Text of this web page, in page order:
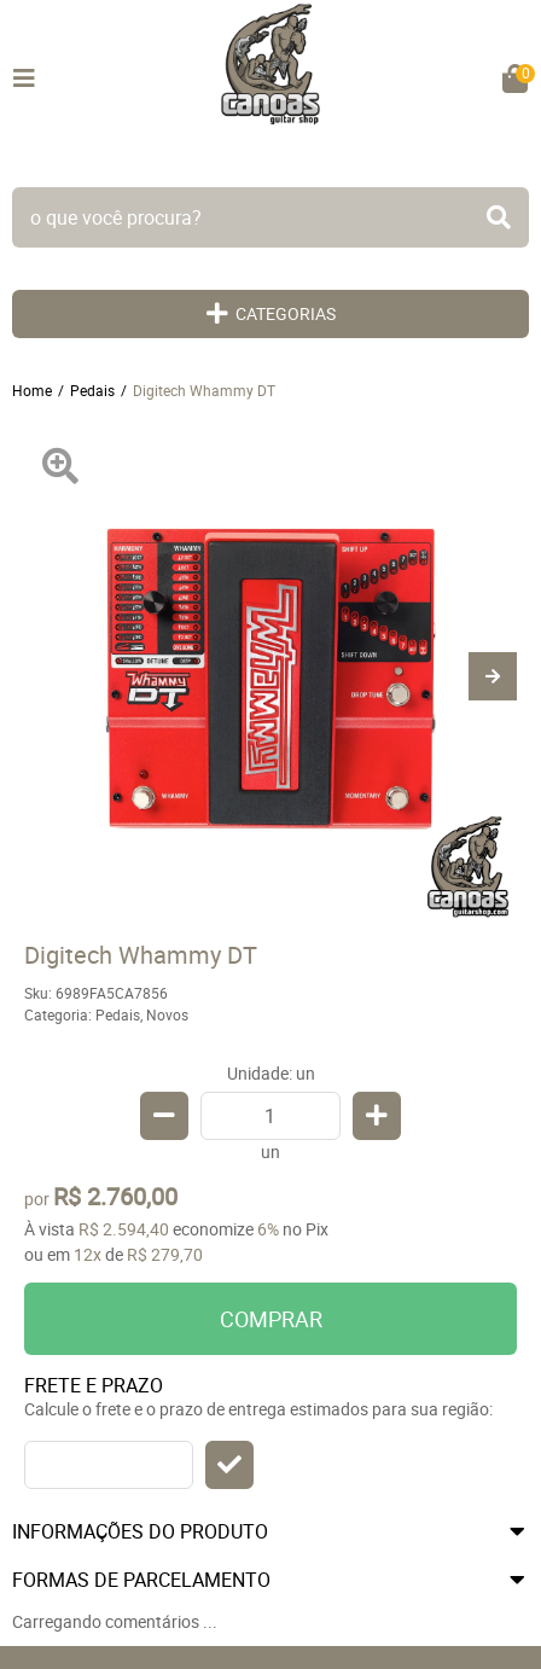
TODO SITE EM ATÉ 5X SEM JUROS!
0
CATEGORIAS
Home Pedais Digitech Whammy DT
Digitech Whammy DT
Sku: 6989FA5CA7856
Categoria: Pedais Novos
Unidade: un
un
por R$ 2.760,00
À vista R$ 2.594,40 economize 6% no Pix
ou em 12xde R$ 279,70
COMPRAR
FRETE E PRAZO
Calcule o frete e o prazo de entrega estimados para sua região:
INFORMAÇÕES DO PRODUTO
FORMAS DE PARCELAMENTO
Carregando comentários ...